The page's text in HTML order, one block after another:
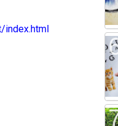
index.html